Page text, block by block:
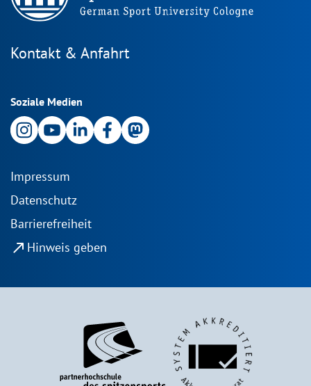
Kontakt & Anfahrt
Soziale Medien
Impressum
Datenschutz
Barrierefreiheit
north_east Hinweis geben